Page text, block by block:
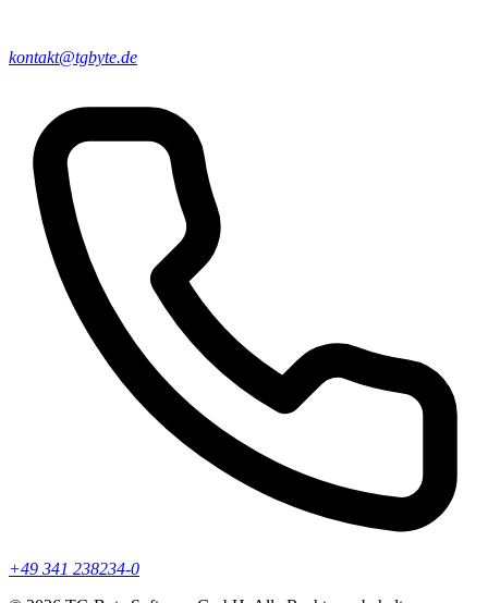
kontakt@tgbyte.de
+49 341 238234-0